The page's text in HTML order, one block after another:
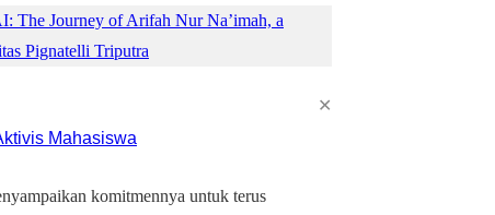
The Journey of Arifah Nur Na’imah, a
Pignatelli Triputra
✕
komitmennya untuk terus